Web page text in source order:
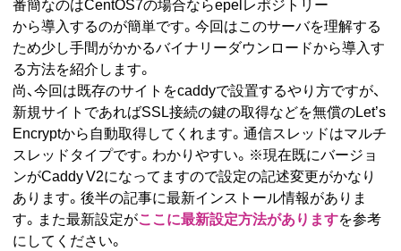
から導入するのが簡単です。今回はこのサーバを理解する
ため少し手間がかかるバイナリーダウンロードから導入す
る方法を紹介します。
尚、今回は既存のサイトをcaddyで設置するやり方ですが、
新規サイトであればSSL接続の鍵の取得などを無償のLet’s
Encryptから自動取得してくれます。通信スレッドはマルチ
スレッドタイプです。わかりやすい。※現在既にバージョ
ンがCaddy V2になってますので設定の記述変更がかなり
あります。後半の記事に最新インストール情報がありま
す。また最新設定がここに最新設定方法がありますを参考
にしてください。